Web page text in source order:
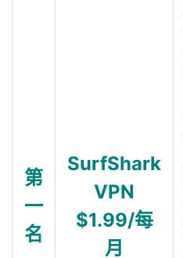
第
一
名
SurfShark
VPN
$1.99/每
月